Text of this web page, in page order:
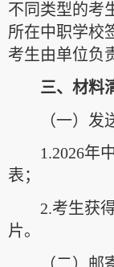
不同类型的考
所在中职学校
考生由单位负
三、材料
（一）发
1.2026年
表；
2.考生获
片。